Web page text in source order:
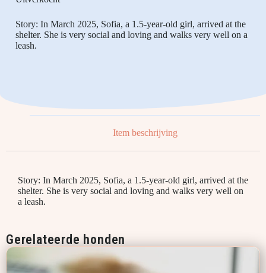
Story: In March 2025, Sofia, a 1.5-year-old girl, arrived at the
shelter. She is very social and loving and walks very well on a
leash.
Item beschrijving
Story: In March 2025, Sofia, a 1.5-year-old girl, arrived at the
shelter. She is very social and loving and walks very well on
a leash.
Gerelateerde honden